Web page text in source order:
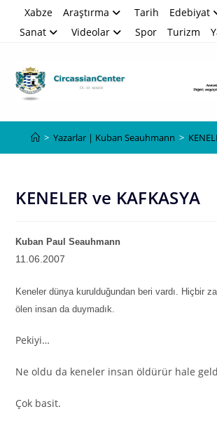
Xabze Araştırma Tarih Edebiyat
Sanat
Videolar Spor Turizm
> Yazarlar | Kuban Seauhmann >
KENELER ve KAFKASYA
Kuban Paul Seauhmann
11.06.2007
Keneler dünya kurulduğundan beri vardı. Hiçbir
ölen insan da duymadık.
Pekiyi…
Ne oldu da keneler insan öldürür hale
Çok basit.